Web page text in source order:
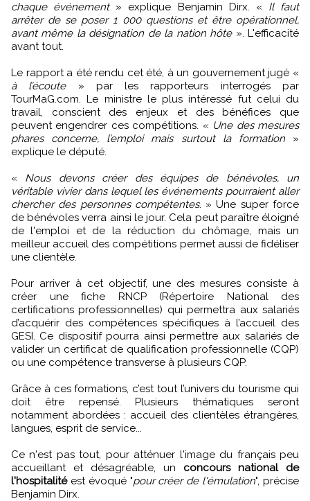
chaque événement» explique Benjamin Dirx. « Il faut
arrêter de se poser 1 000 questions et être opérationnel,
avant même la désignation de la nation hôte». L'efficacité
avant tout.
Le rapport a été rendu cet été, à un gouvernement jugé «
à l’écoute» par les rapporteurs interrogés par
TourMaG.com. Le ministre le plus intéressé fut celui du
travail, conscient des enjeux et des bénéfices que
peuvent engendrer ces compétitions. « Une des mesures
phares concerne, l’emploi mais surtout la formation»
explique le député.
« Nous devons créer des équipes de bénévoles, un
véritable vivier dans lequel les événements pourraient aller
chercher des personnes compétentes. » Une super force
de bénévoles verra ainsi le jour. Cela peut paraître éloigné
de l'emploi et de la réduction du chômage, mais un
meilleur accueil des compétitions permet aussi de fidéliser
une clientèle.
Pour arriver à cet objectif, une des mesures consiste à
créer une fiche RNCP (Répertoire National des
certifications professionnelles) qui permettra aux salariés
d’acquérir des compétences spécifiques à l’accueil des
GESI. Ce dispositif pourra ainsi permettre aux salariés de
valider un certificat de qualification professionnelle (CQP)
ou une compétence transverse à plusieurs CQP.
Grâce à ces formations, c’est tout l’univers du tourisme qui
doit être repensé. Plusieurs thématiques seront
notamment abordées : accueil des clientèles étrangères,
langues, esprit de service...
Ce n'est pas tout, pour atténuer l'image du français peu
accueillant et désagréable, un concours national de
l'hospitalitéest évoqué "pour créer de l'émulation", précise
Benjamin Dirx.